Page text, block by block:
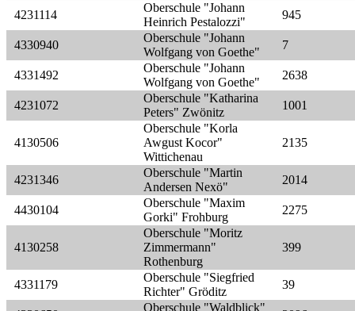
4231114
Oberschule "Johann
Heinrich Pestalozzi"
945
4330940
Oberschule "Johann
Wolfgang von Goethe"
7
4331492
Oberschule "Johann
Wolfgang von Goethe"
2638
4231072
Oberschule "Katharina
Peters" Zwönitz
1001
4130506
Oberschule "Korla
Awgust Kocor"
Wittichenau
2135
4231346
Oberschule "Martin
Andersen Nexö"
2014
4430104
Oberschule "Maxim
Gorki" Frohburg
2275
4130258
Oberschule "Moritz
Zimmermann"
Rothenburg
399
4331179
Oberschule "Siegfried
Richter" Gröditz
39
Oberschule "Waldblick"